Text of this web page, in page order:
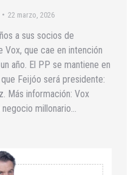
22 marzo, 2026
a sus socios de
que cae en intención
año. El PP se mantiene en
Feijóo será presidente:
Más información: Vox
millonario…